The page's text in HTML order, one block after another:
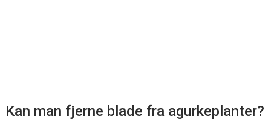
Kan man fjerne blade fra agurkeplanter?